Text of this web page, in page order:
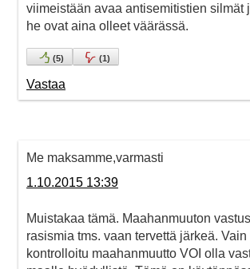
viimeistään avaa antisemitistien silmät
he ovat aina olleet väärässä.
(5) (1)
Vastaa
Me maksamme,varmasti
1.10.2015 13:39
Muistakaa tämä. Maahanmuuton
rasismia tms. vaan tervettä järkeä. Vain
kontrolloitu maahanmuutto VOI olla